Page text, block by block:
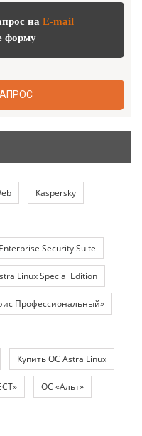
на E-mail
форму
Kaspersky
Security Suite
Linux Special Edition
Профессиональный»
Купить ОС Astra Linux
ОС «Альт»